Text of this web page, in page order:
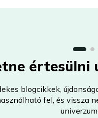
értesülni
blogcikkek,
fel, és vissza